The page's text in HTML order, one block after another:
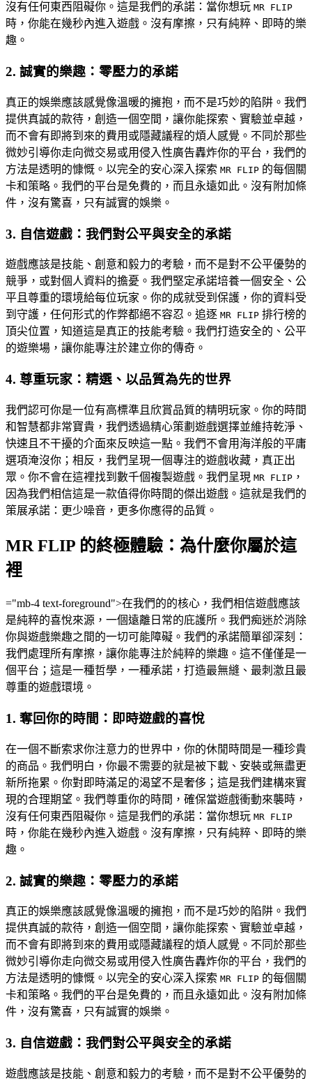
沒有任何東西阻礙你。這是我們的承諾：當你想玩 MR FLIP
時，你能在幾秒內進入遊戲。沒有摩擦，只有純粹、即時的樂
趣。
2. 誠實的樂趣：零壓力的承諾
真正的娛樂應該感覺像溫暖的擁抱，而不是巧妙的陷阱。我們
提供真誠的款待，創造一個空間，讓你能探索、實驗並卓越，
而不會有即將到來的費用或隱藏議程的煩人感覺。不同於那些
微妙引導你走向微交易或用侵入性廣告轟炸你的平台，我們的
方法是透明的慷慨。以完全的安心深入探索 MR FLIP 的每個關
卡和策略。我們的平台是免費的，而且永遠如此。沒有附加條
件，沒有驚喜，只有誠實的娛樂。
3. 自信遊戲：我們對公平與安全的承諾
遊戲應該是技能、創意和毅力的考驗，而不是對不公平優勢的
競爭，或對個人資料的擔憂。我們堅定承諾培養一個安全、公
平且尊重的環境給每位玩家。你的成就受到保護，你的資料受
到守護，任何形式的作弊都絕不容忍。追逐 MR FLIP 排行榜的
頂尖位置，知道這是真正的技能考驗。我們打造安全的、公平
的遊樂場，讓你能專注於建立你的傳奇。
4. 尊重玩家：精選、以品質為先的世界
我們認可你是一位有高標準且欣賞品質的精明玩家。你的時間
和智慧都非常寶貴，我們透過精心策劃遊戲選擇並維持乾淨、
快速且不干擾的介面來反映這一點。我們不會用海洋般的平庸
選項淹沒你；相反，我們呈現一個專注的遊戲收藏，真正出
眾。你不會在這裡找到數千個複製遊戲。我們呈現 MR FLIP ，
因為我們相信這是一款值得你時間的傑出遊戲。這就是我們的
策展承諾：更少噪音，更多你應得的品質。
MR FLIP 的終極體驗：為什麼你屬於這
裡
="mb-4 text-foreground">在我們的的核心，我們相信遊戲應該
是純粹的喜悅來源，一個遠離日常的庇護所。我們痴迷於消除
你與遊戲樂趣之間的一切可能障礙。我們的承諾簡單卻深刻：
我們處理所有摩擦，讓你能專注於純粹的樂趣。這不僅僅是一
個平台；這是一種哲學，一種承諾，打造最無縫、最刺激且最
尊重的遊戲環境。
1. 奪回你的時間：即時遊戲的喜悅
在一個不斷索求你注意力的世界中，你的休閒時間是一種珍貴
的商品。我們明白，你最不需要的就是被下載、安裝或無盡更
新所拖累。你對即時滿足的渴望不是奢侈；這是我們建構來實
現的合理期望。我們尊重你的時間，確保當遊戲衝動來襲時，
沒有任何東西阻礙你。這是我們的承諾：當你想玩 MR FLIP
時，你能在幾秒內進入遊戲。沒有摩擦，只有純粹、即時的樂
趣。
2. 誠實的樂趣：零壓力的承諾
真正的娛樂應該感覺像溫暖的擁抱，而不是巧妙的陷阱。我們
提供真誠的款待，創造一個空間，讓你能探索、實驗並卓越，
而不會有即將到來的費用或隱藏議程的煩人感覺。不同於那些
微妙引導你走向微交易或用侵入性廣告轟炸你的平台，我們的
方法是透明的慷慨。以完全的安心深入探索 MR FLIP 的每個關
卡和策略。我們的平台是免費的，而且永遠如此。沒有附加條
件，沒有驚喜，只有誠實的娛樂。
3. 自信遊戲：我們對公平與安全的承諾
遊戲應該是技能、創意和毅力的考驗，而不是對不公平優勢的